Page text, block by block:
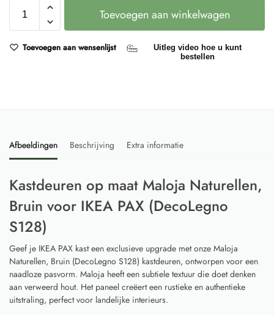
Toevoegen aan winkelwagen
Toevoegen aan wensenlijst
Uitleg video hoe u kunt
bestellen
Afbeeldingen Beschrijving Extra informatie
Kastdeuren op maat Maloja Naturellen,
Bruin voor IKEA PAX (DecoLegno
S128)
Geef je IKEA PAX kast een exclusieve upgrade met onze Maloja
Naturellen, Bruin (DecoLegno S128) kastdeuren, ontworpen voor een
naadloze pasvorm. Maloja heeft een subtiele textuur die doet denken
aan verweerd hout. Het paneel creëert een rustieke en authentieke
uitstraling, perfect voor landelijke interieurs.